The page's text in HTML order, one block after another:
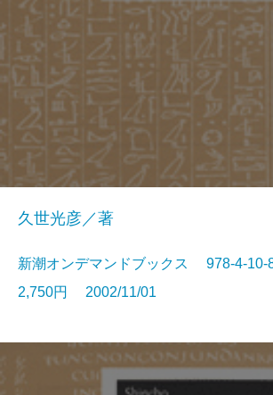
久世光彦／著
新潮オンデマンドブックス 978-4-
2,750円 2002/11/01